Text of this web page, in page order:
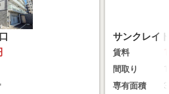
サンクレイ
賃料
間取り
専有面積